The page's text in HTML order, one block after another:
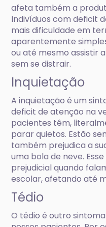
afeta também a
Indivíduos com deficit
mais dificuldade em
aparentemente
ou até mesmo assistir
sem se distrair.
Inquietação
A inquietação é um
deficit de atenção na
pacientes têm,
parar quietos. Estão
também prejudica a
uma bola de neve.
prejudicial quando
escolar, afetando até
Tédio
O tédio é outro